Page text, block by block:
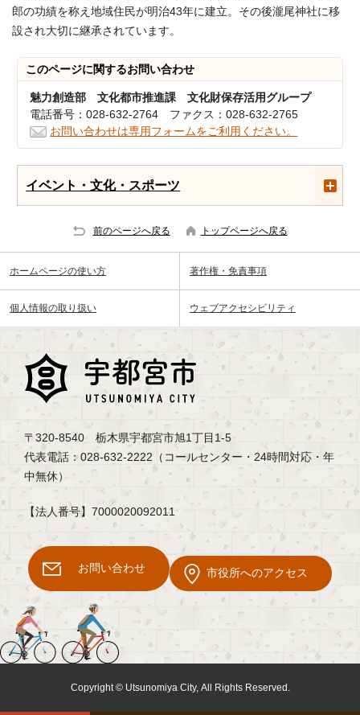
郎の功績を称え地域住民が明治43年に建立。その後瀧尾神社に移
設され大切に継承されています。
このページに関するお問い合わせ
魅力創造部 文化都市推進課 文化財保存活用グループ
電話番号：028-632-2764 ファクス：028-632-2765
お問い合わせは専用フォームをご利用ください。
イベント・文化・スポーツ
前のページへ戻る トップページへ戻る
ホームページの使い方 著作権・免責事項
個人情報の取り扱い ウェブアクセシビリティ
〒320-8540 栃木県宇都宮市旭1丁目1-5
代表電話：028-632-2222（コールセンター・24時間対応・年
中無休）
【法人番号】7000020092011
お問い合わせ 市役所へのアクセス
Copyright © Utsunomiya City, All Rights Reserved.